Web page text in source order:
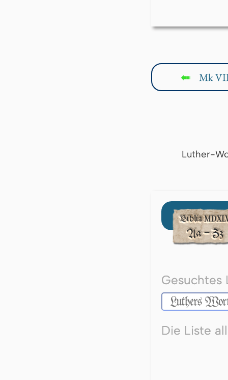
↤ Mk
Luther-
Die Liste